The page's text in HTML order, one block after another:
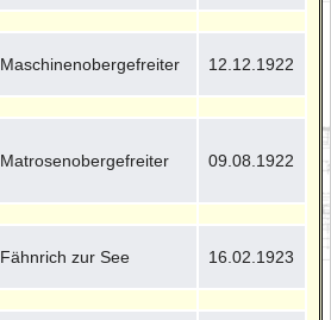
Maschinenobergefreiter 12.12.1922
Matrosenobergefreiter 09.08.1922
Fähnrich zur See 16.02.1923